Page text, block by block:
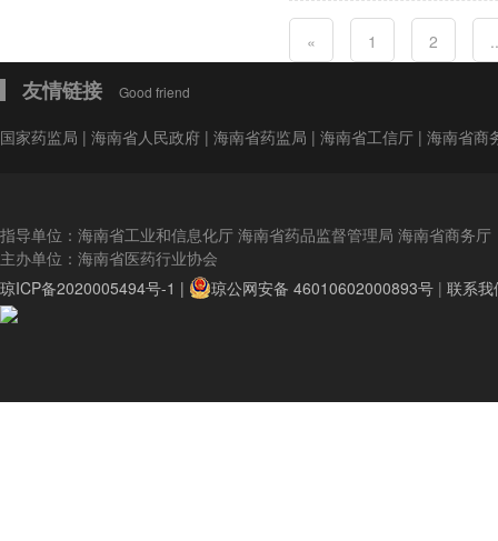
« 1 2
友情链接 Good friend
国家药监局 | 海南省人民政府 | 海南省药监局 | 海南省工信厅 | 海南省商
指导单位：海南省工业和信息化厅 海南省药品监督管理局 海南省商务厅
主办单位：海南省医药行业协会
琼ICP备2020005494号-1 |
琼公网安备 46010602000893号 | 联系我